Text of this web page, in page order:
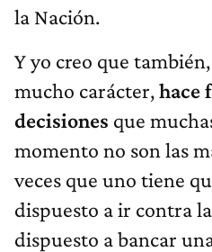
la Nación.
Y yo creo que
mucho carácter,hace
decisiones que
momento no son las
veces que uno tiene
dispuesto a ir contra
dispuesto a bancar